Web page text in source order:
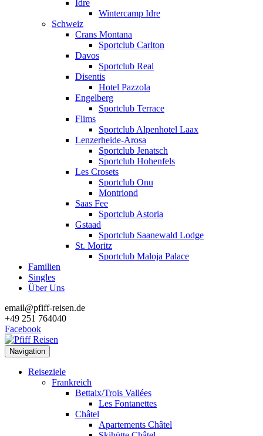
Idre
Wintercamp Idre
Schweiz
Crans Montana
Sportclub Carlton
Davos
Sportclub Real
Disentis
Hotel Pazzola
Engelberg
Sportclub Terrace
Flims
Sportclub Alpenhotel Laax
Lenzerheide-Arosa
Sportclub Jenatsch
Sportclub Hohenfels
Les Crosets
Sportclub Onu
Montriond
Saas Fee
Sportclub Astoria
Gstaad
Sportclub Saanewald Lodge
St. Moritz
Sportclub Maloja Palace
Familien
Singles
Über Uns
email@pfiff-reisen.de
+49 251 764040
Facebook
Navigation
Reiseziele
Frankreich
Bettaix/Trois Vallées
Les Fontanettes
Châtel
Apartements Châtel